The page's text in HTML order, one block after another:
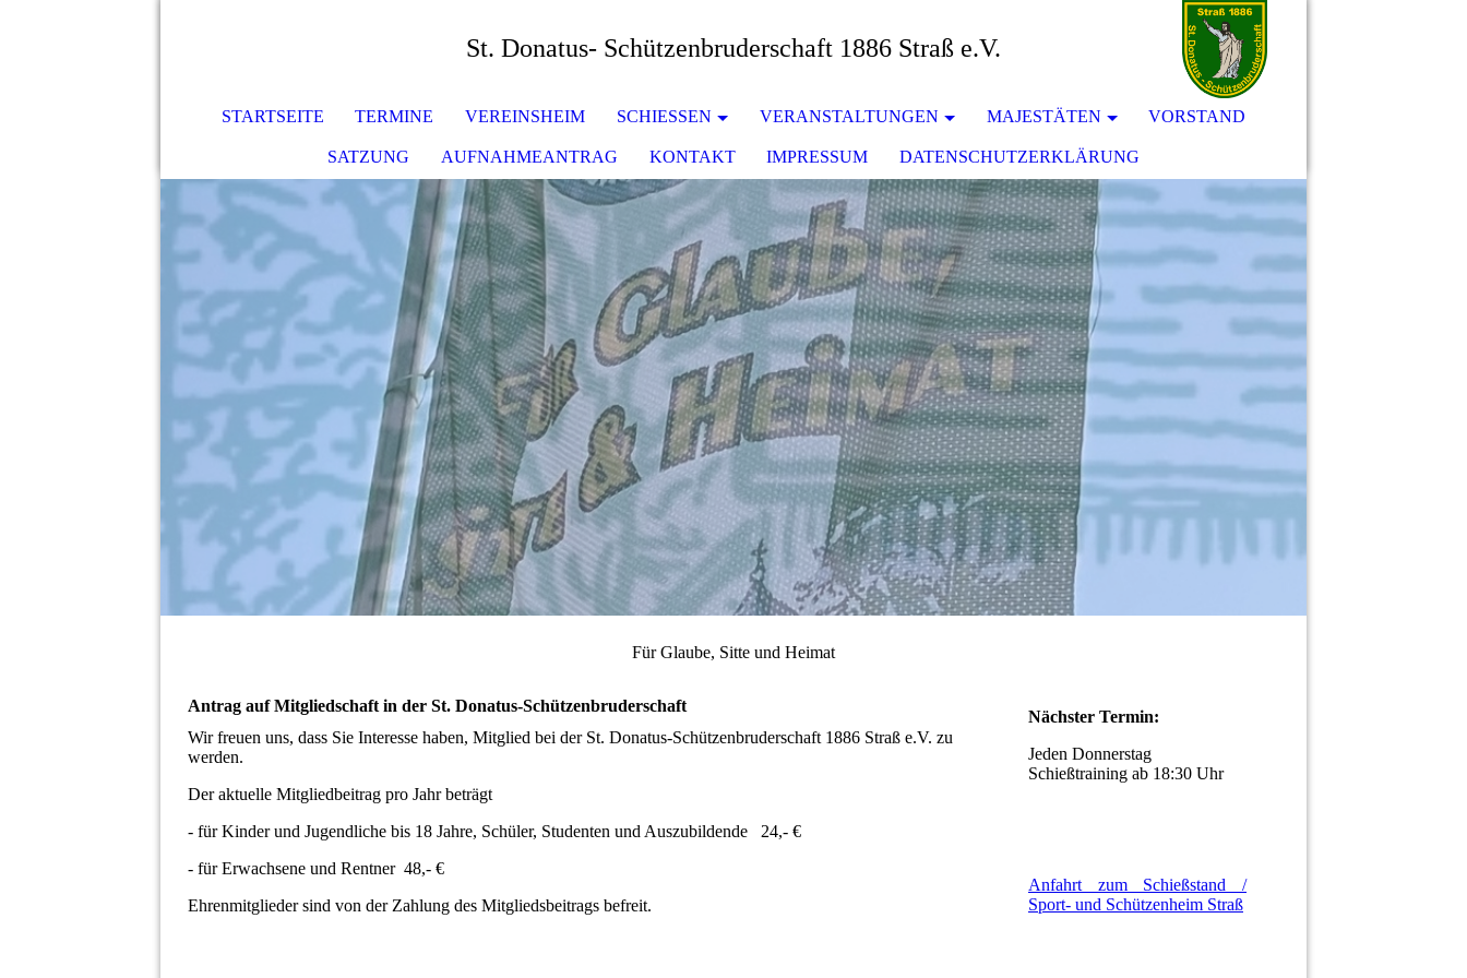
St. Donatus- Schützenbruderschaft 1886 Straß e.V.
STARTSEITE TERMINE VEREINSHEIM SCHIESSEN VERANSTALTUNGEN MAJESTÄTEN VORSTAND
SATZUNG AUFNAHMEANTRAG KONTAKT IMPRESSUM DATENSCHUTZERKLÄRUNG
Für Glaube, Sitte und Heimat
Antrag auf Mitgliedschaft in der St. Donatus-Schützenbruderschaft
Wir freuen uns, dass Sie Interesse haben, Mitglied bei der St. Donatus-Schützenbruderschaft 1886 Straß e.V. zu
werden.
Der aktuelle Mitgliedbeitrag pro Jahr beträgt
- für Kinder und Jugendliche bis 18 Jahre, Schüler, Studenten und Auszubildende 24,- €
- für Erwachsene und Rentner 48,- €
Ehrenmitglieder sind von der Zahlung des Mitgliedsbeitrags befreit.
Nächster Termin:
Jeden Donnerstag
Schießtraining ab 18:30 Uhr
Anfahrt zum Schießstand /
Sport- und Schützenheim Straß